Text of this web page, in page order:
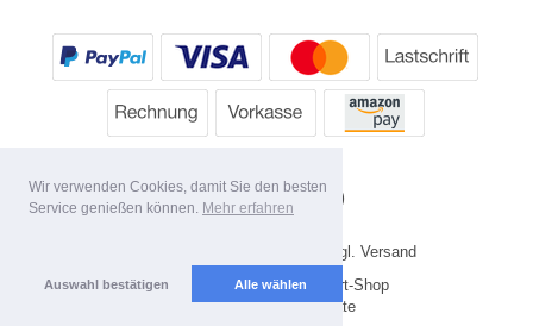
Wir verwenden Cookies, damit Sie den besten
Service genießen können. Mehr erfahren
Auswahl bestätigen Alle wählen
* Alle Preise inkl. MwSt. evtl. zzgl. Versand
Copyright 2026 by HP's Sport-Shop
Mobile Shop by Shopgate